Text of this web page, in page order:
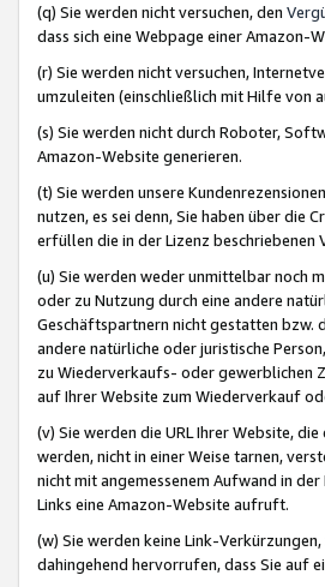
(q) Sie werden nicht versuchen, den
dass sich eine Webpage einer Amazon-
(r) Sie werden nicht versuchen,
umzuleiten (einschließlich mit Hilfe von
(s) Sie werden nicht durch Roboter,
Amazon-Website generieren.
(t) Sie werden unsere
nutzen, es sei denn, Sie haben über die
erfüllen die in der Lizenz beschriebenen
(u) Sie werden weder unmittelbar noch
oder zu Nutzung durch eine andere
Geschäftspartnern nicht gestatten bzw.
andere natürliche oder juristische
zu Wiederverkaufs- oder gewerblichen
auf Ihrer Website zum Wiederverkauf
(v) Sie werden die URL Ihrer Website,
werden, nicht in einer Weise tarnen,
nicht mit angemessenem Aufwand in
Links eine Amazon-Website aufruft.
(w) Sie werden keine Link-
dahingehend hervorrufen, dass Sie auf